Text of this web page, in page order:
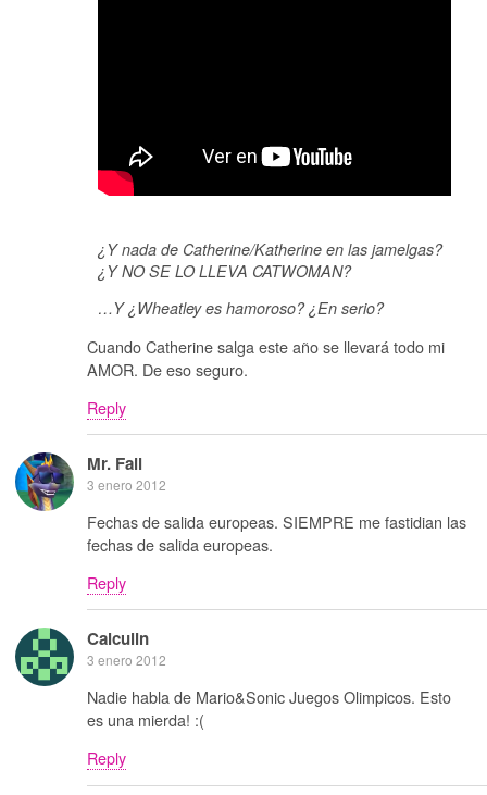
¿Y nada de Catherine/Katherine en las jamelgas?
¿Y NO SE LO LLEVA CATWOMAN?
…Y ¿Wheatley es hamoroso? ¿En serio?
Cuando Catherine salga este año se llevará todo mi
AMOR. De eso seguro.
Reply
Mr. Fail
3 enero 2012
Fechas de salida europeas. SIEMPRE me fastidian las
fechas de salida europeas.
Reply
Calculin
3 enero 2012
Nadie habla de Mario&Sonic Juegos Olimpicos. Esto
es una mierda! :(
Reply